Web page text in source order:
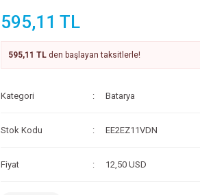
595,11 TL
595,11 TL den başlayan taksitlerle!
Kategori Batarya
Stok Kodu EE2EZ11VDN
Fiyat 12,50 USD